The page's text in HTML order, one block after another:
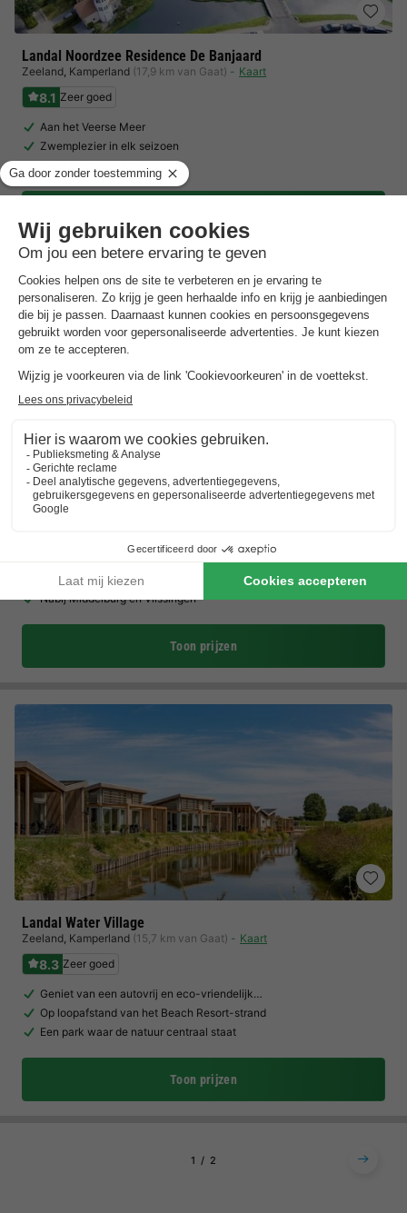
Landal Noordzee Residence De Banjaard
Zeeland, Kamperland (17,9 km van Gaat) Kaart
8.1 Zeer goed
Aan het Veerse Meer
Zwemplezier in elk seizoen
Nabij Oosterschelde
Vakantiepark Broedershoek
Zeeland, Koudekerke (23,3 km van Gaat)
Natuurrijke omgeving aan de kust
Ruimtelijk, ook voor mindervaliden
Nabij Middelburg en Vlissingen
Toon prijzen
Landal Water Village
Zeeland, Kamperland (15,7 km van Gaat) Kaart
8.3 Zeer goed
Geniet van een autovrij en eco-vriendelijk…
Op loopafstand van het Beach Resort-strand
Een park waar de natuur centraal staat
Toon prijzen
1 2